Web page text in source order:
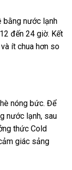
bằng nước lạnh
đến 24 giờ. Kết
ít chua hơn so
nóng bức. Để
nước lạnh, sau
thức Cold
giác sảng